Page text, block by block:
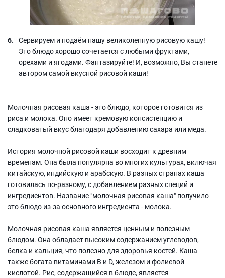
Сервируем и подаём нашу великолепную рисовую кашу!
Это блюдо хорошо сочетается с любыми фруктами,
орехами и ягодами. Фантазируйте! И, возможно, Вы станете
автором самой вкусной рисовой каши!
Молочная рисовая каша - это блюдо, которое готовится из
риса и молока. Оно имеет кремовую консистенцию и
сладковатый вкус благодаря добавлению сахара или меда.
История молочной рисовой каши восходит к древним
временам. Она была популярна во многих культурах, включая
китайскую, индийскую и арабскую. В разных странах каша
готовилась по-разному, с добавлением разных специй и
ингредиентов. Название "молочная рисовая каша" получило
это блюдо из-за основного ингредиента - молока.
Молочная рисовая каша является ценным и полезным
блюдом. Она обладает высоким содержанием углеводов,
белка и кальция, что полезно для здоровья костей. Каша
также богата витаминами B и D, железом и фолиевой
кислотой. Рис, содержащийся в блюде, является